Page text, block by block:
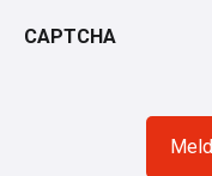
CAPTCHA